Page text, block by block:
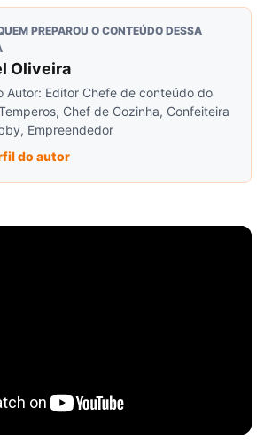
PREPAROU O CONTEÚDO DESSA
Oliveira
Autor: Editor Chefe de conteúdo do
Chef de Cozinha, Confeiteira
Empreendedor
do autor